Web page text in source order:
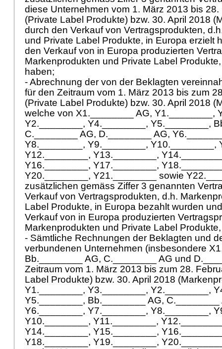
diese Unternehmen vom 1. März 2013 bis
(Private Label Produkte) bzw. 30. April 2018
durch den Verkauf von Vertragsprodukten,
und Private Label Produkte, in Europa erzielt
den Verkauf von in Europa produzierten
Markenprodukten und Private Label
haben;
- Abrechnung der von der Beklagten
für den Zeitraum vom 1. März 2013 bis zum
(Private Label Produkte) bzw. 30. April 2018
welche von X1.________ AG, Y1.________,
Y2.________, Y4.________, Y5.________,
C.________ AG, D.________ AG,
Y8.________, Y9.________, Y10.________,
Y12.________, Y13.________,
Y16.________, Y17.________,
Y20.________, Y21.________ sowie
zusätzlichen gemäss Ziffer 3 genannten
Verkauf von Vertragsprodukten, d.h.
Label Produkte, in Europa bezahlt wurden
Verkauf von in Europa produzierten
Markenprodukten und Private Label
- Sämtliche Rechnungen der Beklagten und
verbundenen Unternehmen (insbesondere
Bb.________ AG, C.________ AG und
Zeitraum vom 1. März 2013 bis zum 28.
Label Produkte) bzw. 30. April 2018
Y1.________, Y3.________, Y2.________,
Y5.________, Bb.________ AG,
Y6.________, Y7.________, Y8.________,
Y10.________, Y11.________,
Y14.________, Y15.________,
Y18.________, Y19.________,